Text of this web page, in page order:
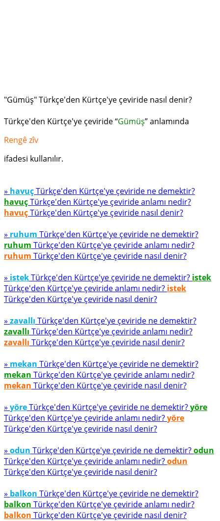
"Gümüş" Türkçe'den Kürtçe'ye çeviride nasıl denir?
Türkçe'den Kürtçe'ye çeviride “Gümüş” anlamında
Rengê zîv
ifadesi kullanılır.
» havuçTürkçe'den Kürtçe'ye çeviride ne demektir?
havuçTürkçe'den Kürtçe'ye çeviride anlamı nedir?
havuçTürkçe'den Kürtçe'ye çeviride nasıl denir?
» ruhum Türkçe'den Kürtçe'ye çeviride ne demektir?
ruhum Türkçe'den Kürtçe'ye çeviride anlamı nedir?
ruhum Türkçe'den Kürtçe'ye çeviride nasıl denir?
» istekTürkçe'den Kürtçe'ye çeviride ne demektir? istek
Türkçe'den Kürtçe'ye çeviride anlamı nedir? istek
Türkçe'den Kürtçe'ye çeviride nasıl denir?
» zavallı Türkçe'den Kürtçe'ye çeviride ne demektir?
zavallı Türkçe'den Kürtçe'ye çeviride anlamı nedir?
zavallı Türkçe'den Kürtçe'ye çeviride nasıl denir?
» mekan Türkçe'den Kürtçe'ye çeviride ne demektir?
mekan Türkçe'den Kürtçe'ye çeviride anlamı nedir?
mekan Türkçe'den Kürtçe'ye çeviride nasıl denir?
» yöreTürkçe'den Kürtçe'ye çeviride ne demektir?yöre
Türkçe'den Kürtçe'ye çeviride anlamı nedir?yöre
Türkçe'den Kürtçe'ye çeviride nasıl denir?
» odun Türkçe'den Kürtçe'ye çeviride ne demektir?odun
Türkçe'den Kürtçe'ye çeviride anlamı nedir?odun
Türkçe'den Kürtçe'ye çeviride nasıl denir?
» balkon Türkçe'den Kürtçe'ye çeviride ne demektir?
balkon Türkçe'den Kürtçe'ye çeviride anlamı nedir?
balkon Türkçe'den Kürtçe'ye çeviride nasıl denir?